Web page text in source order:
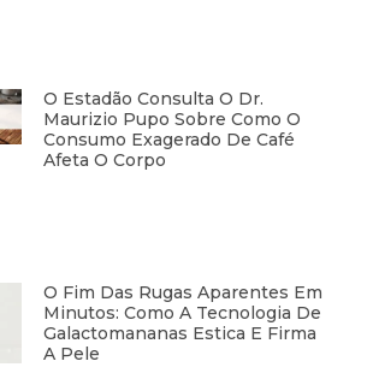
O Estadão Consulta O Dr.
Maurizio Pupo Sobre Como O
Consumo Exagerado De Café
Afeta O Corpo
O Fim Das Rugas Aparentes Em
Minutos: Como A Tecnologia De
Galactomananas Estica E Firma
A Pele